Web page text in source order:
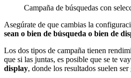
Campaña de búsquedas con
Asegúrate de que cambias la
sean o bien de búsqueda o bien de
Los dos tipos de campaña tienen
que si las juntas, es posible que se te
display, donde los resultados suelen